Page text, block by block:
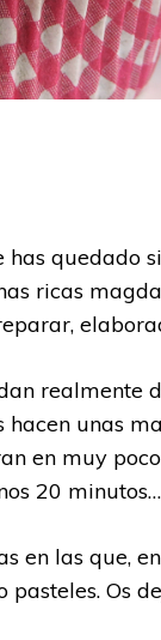
has quedado
ricas
realmente
unas
en muy
20
en las que,
pasteles. Os